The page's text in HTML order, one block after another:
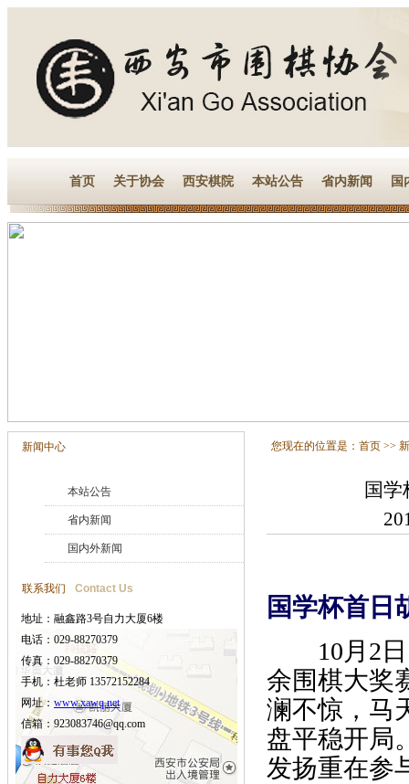
首页 关于协会 西安棋院 本站公告 省内新闻 国
新闻中心
本站公告
省内新闻
国内外新闻
联系我们 Contact Us
地址：融鑫路3号自力大厦6楼
电话：029-88270379
传真：029-88270379
手机：杜老师 13572152284
网址： www.xawq.net
信箱：923083746@qq.com
您现在的位置是： 首页 >>
国
国学杯首日
10月2日
余围棋大奖
澜不惊，马
盘平稳开局
发扬重在参